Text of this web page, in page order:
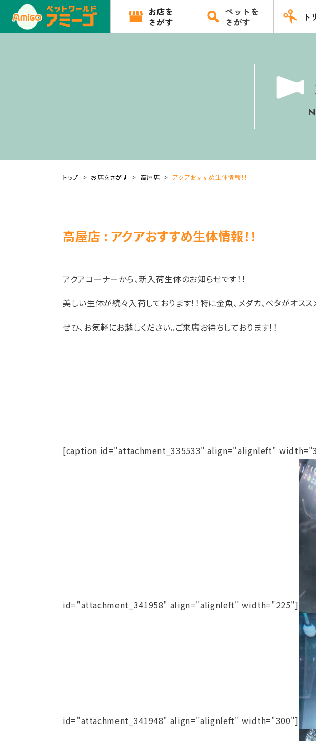
お店を
さがす
ペットを
さがす
ト
トップ お店をさがす 高屋店 アクアおすすめ生体情報！！
高屋店 : アクアおすすめ生体情報！！
アクアコーナーから、新入荷生体のお知らせです！！
美しい生体が続々入荷しております！！特に金魚、メダカ、ベタがオスス
ぜひ、お気軽にお越しください。ご来店お待ちしております！！
[caption id="attachment_335533" align="alignleft"
id="attachment_341958" align="alignleft" width="225"]
id="attachment_341948" align="alignleft" width="300"]